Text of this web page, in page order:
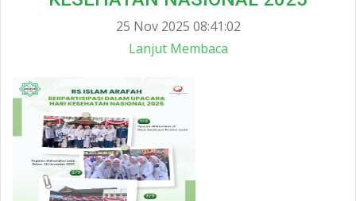
25 Nov 2025 08:41:02
Lanjut Membaca